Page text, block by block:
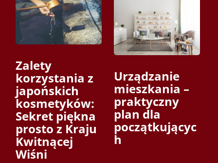
Zalety
korzystania z
japońskich
kosmetyków:
Sekret piękna
prosto z Kraju
Kwitnącej
Wiśni
Urządzanie
mieszkania –
praktyczny
plan dla
początkującyc
h